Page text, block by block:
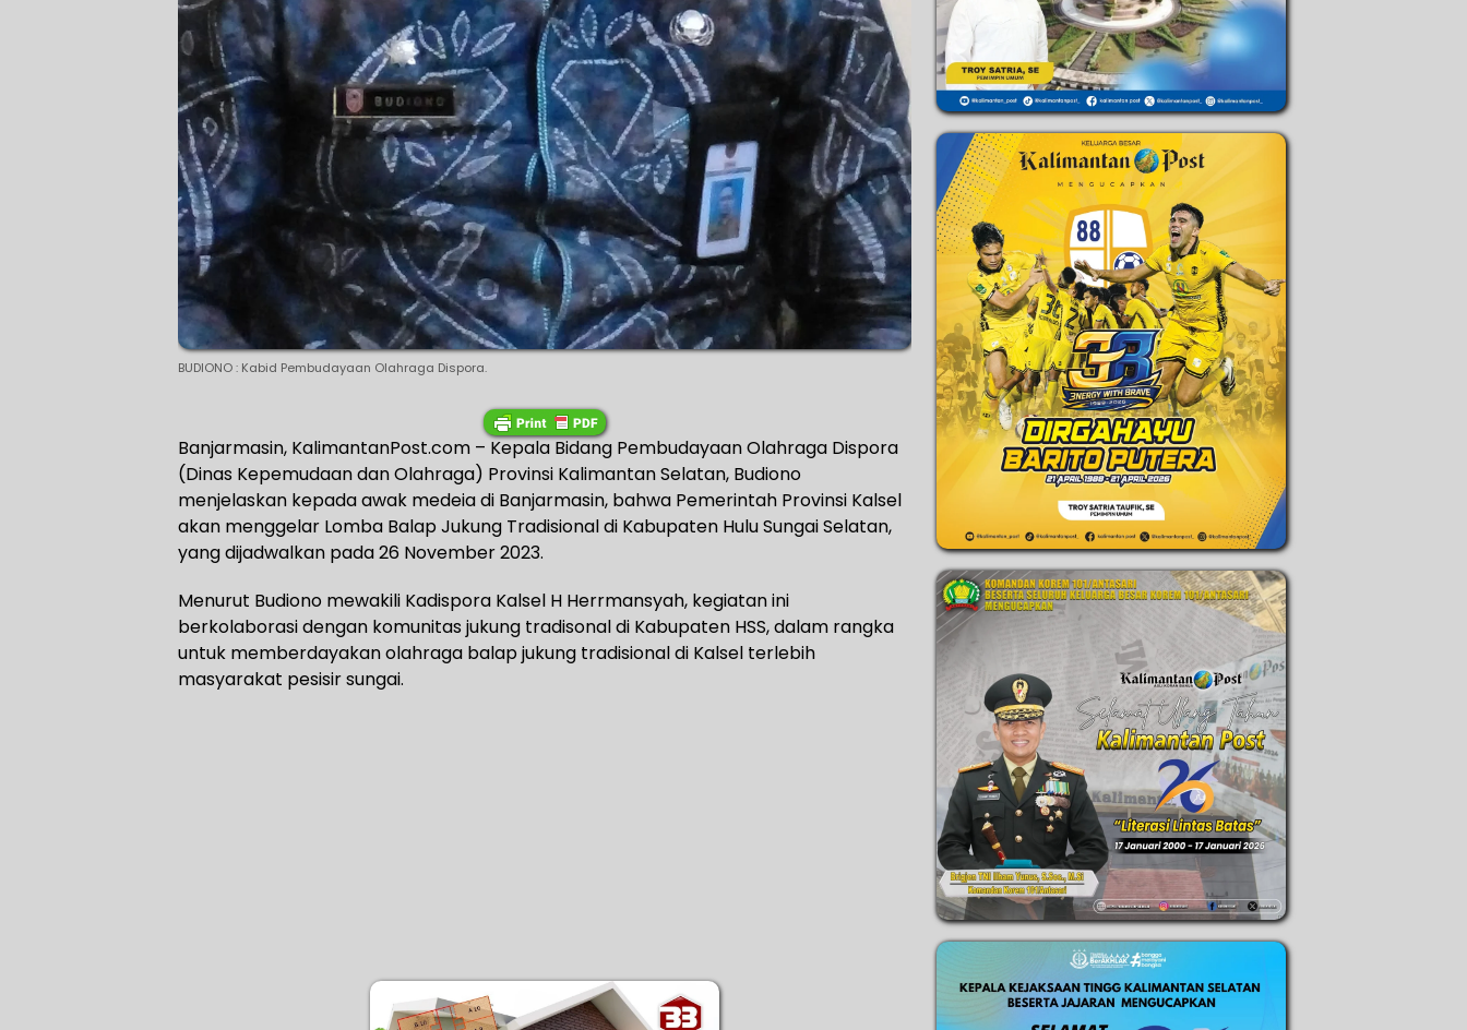
BUDIONO : Kabid Pembudayaan Olahraga Dispora.
Banjarmasin, KalimantanPost.com – Kepala Bidang Pembudayaan Olahraga Dispora
(Dinas Kepemudaan dan Olahraga) Provinsi Kalimantan Selatan, Budiono
menjelaskan kepada awak medeia di Banjarmasin, bahwa Pemerintah Provinsi Kalsel
akan menggelar Lomba Balap Jukung Tradisional di Kabupaten Hulu Sungai Selatan,
yang dijadwalkan pada 26 November 2023.
Menurut Budiono mewakili Kadispora Kalsel H Herrmansyah, kegiatan ini
berkolaborasi dengan komunitas jukung tradisonal di Kabupaten HSS, dalam rangka
untuk memberdayakan olahraga balap jukung tradisional di Kalsel terlebih
masyarakat pesisir sungai.